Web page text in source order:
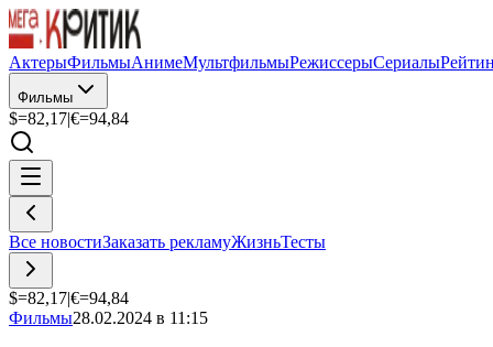
АктерыФильмыАнимеМультфильмыРежиссерыСериалы
Фильмы
$=82,17|€=94,84
Все новостиЗаказать рекламуЖизньТесты
$=82,17|€=94,84
Фильмы28.02.2024 в 11:15